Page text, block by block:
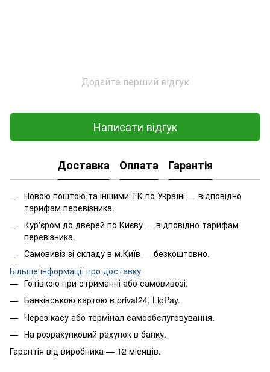
Додайте перший відгук
Написати відгук
Доставка Оплата Гарантія
Новою поштою та іншими ТК по Україні — відповідно
тарифам перевізника.
Кур'єром до дверей по Києву — відповідно тарифам
перевізника.
Самовивіз зі складу в м.Київ — безкоштовно.
Більше інформації про доставку
Готівкою при отриманні або самовивозі.
Банківською картою в privat24, LiqPay.
Через касу або термінал самообслуговування.
На розрахунковий рахунок в банку.
Гарантія від виробника — 12 місяців.